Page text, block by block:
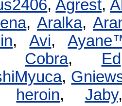
,Agrest,
,Aralka,
,Avi,
Cobra, Ed
,
heroin, Jaby